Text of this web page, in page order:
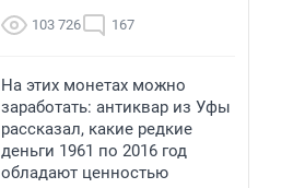
103 726 167
На этих монетах можно
заработать: антиквар из Уфы
рассказал, какие редкие
деньги 1961 по 2016 год
обладают ценностью